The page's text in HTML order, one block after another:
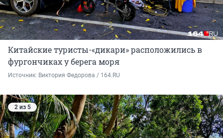
Китайские туристы-«дикари» расположились в
фургончиках у берега моря
Источник: Виктория Федорова / 164.RU
2 из 5